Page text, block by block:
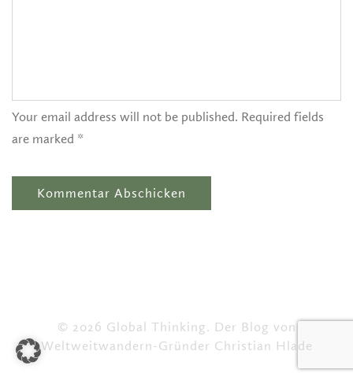
Your email address will not be published. Required fields
are marked *
© 2026 Global Thinking. Der Blog von
Weltweitwandern-Gründer Christian Hlade